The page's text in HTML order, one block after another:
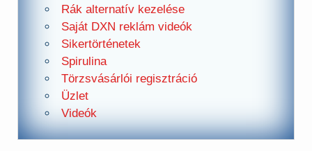
Rák alternatív kezelése
Saját DXN reklám videók
Sikertörténetek
Spirulina
Törzsvásárlói regisztráció
Üzlet
Videók